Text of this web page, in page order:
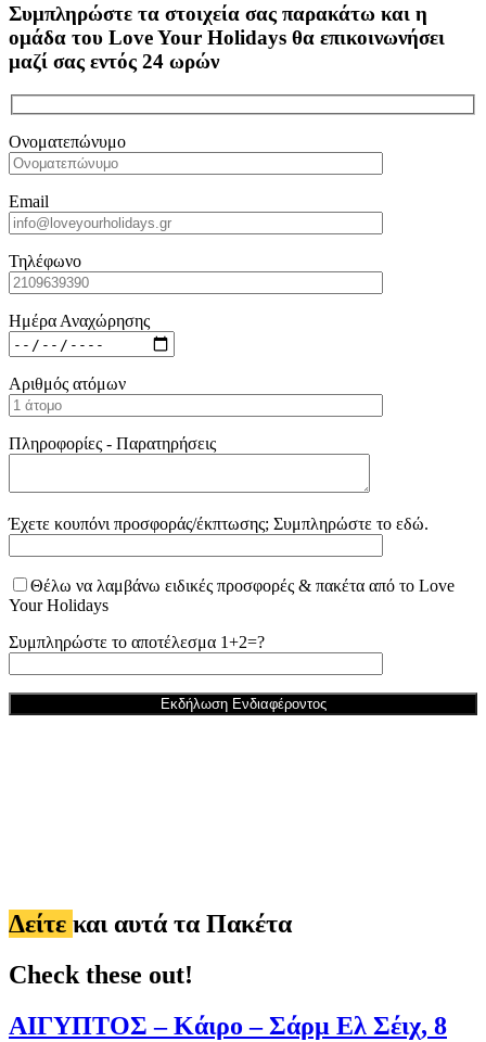
Συμπληρώστε τα στοιχεία σας παρακάτω και η
ομάδα του Love Your Holidays θα επικοινωνήσει
μαζί σας εντός 24 ωρών
Ονοματεπώνυμο
Email
Τηλέφωνο
Ημέρα Αναχώρησης
Αριθμός ατόμων
Πληροφορίες - Παρατηρήσεις
Έχετε κουπόνι προσφοράς/έκπτωσης; Συμπληρώστε το εδώ.
Θέλω να λαμβάνω ειδικές προσφορές & πακέτα από το Love
Your Holidays
Συμπληρώστε το αποτέλεσμα 1+2=?
Δείτε και αυτά τα Πακέτα
Check these out!
ΑΙΓΥΠΤΟΣ – Κάιρο – Σάρμ Ελ Σέιχ, 8